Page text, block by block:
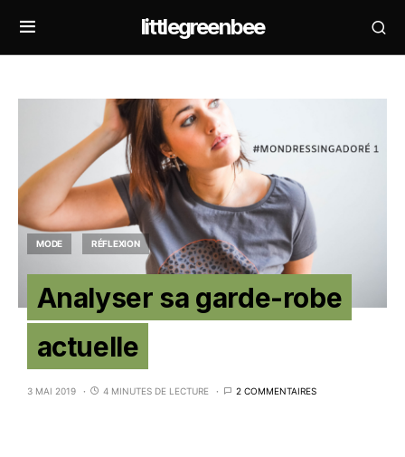
littlegreenbee
MODE RÉFLEXION
Analyser sa garde-robe
actuelle
3 MAI 2019 4 MINUTES DE LECTURE 2 COMMENTAIRES